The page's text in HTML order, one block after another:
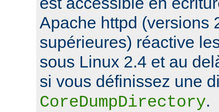
Apache httpd (versions
supérieures) réactive
sous Linux 2.4 et au
si vous définissez une
CoreDumpDirectory.